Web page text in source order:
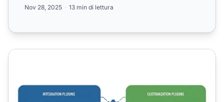
Nov 28, 2025 13 min di lettura
Quali tipi di plugin offre Post Affiliate Pro?